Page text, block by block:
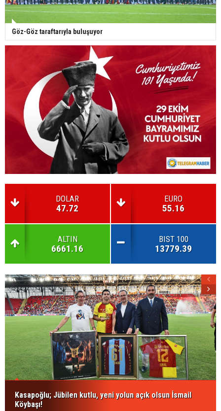
Göz-Göz taraftarıyla buluşuyor
DOLAR
47.72
EURO
55.16
ALTIN
6661.16
BIST 100
13779.39
Kasapoğlu; Jübilen kutlu, yeni yolun açık olsun İsmail
Köybaşı!